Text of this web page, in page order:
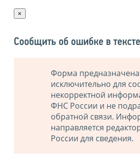
×
Сообщить об ошибке в тексте
Форма предназначена
исключительно для
некорректной
ФНС России и не
обратной связи.
направляется
России для сведения.